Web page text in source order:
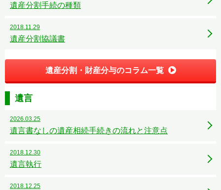
遺産分割手続の種類
2018.11.29
遺産分割協議書
遺産分割・財産分与のコラム一覧
遺言
2026.03.25
遺言書なしの遺産相続手続きの流れと注意点
2018.12.30
遺言執行
2018.12.25